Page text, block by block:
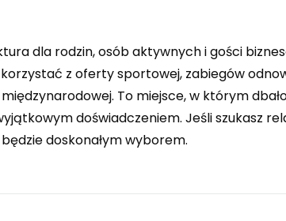
dla rodzin, osób aktywnych i gości
z oferty sportowej, zabiegów
To miejsce, w którym
doświadczeniem. Jeśli szukasz
będzie doskonałym wyborem.